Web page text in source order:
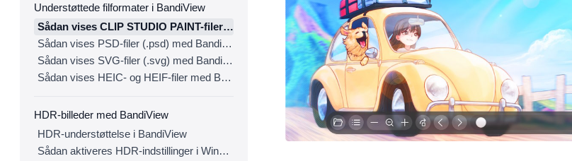
Understøttede filformater i BandiView
Sådan vises CLIP STUDIO PAINT-filer (.clip) med BandiView
Sådan vises PSD-filer (.psd) med BandiView
Sådan vises SVG-filer (.svg) med BandiView
Sådan vises HEIC- og HEIF-filer med BandiView
HDR-billeder med BandiView
HDR-understøttelse i BandiView
Sådan aktiveres HDR-indstillinger i Windows